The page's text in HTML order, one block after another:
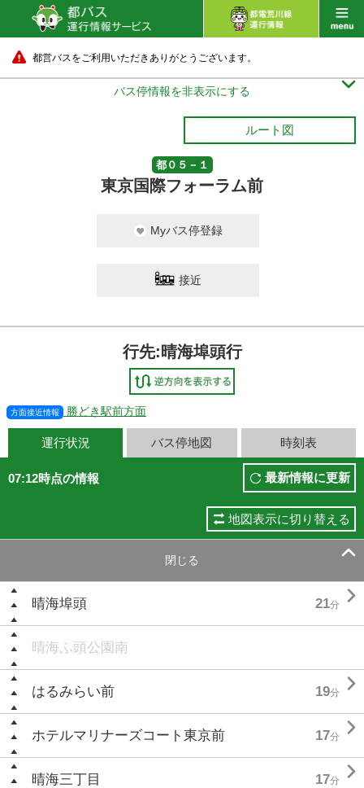
都営バスをご利用いただきありがとうございます。
バス停情報を非表示にする 
ルート図
都０５－１
東京国際フォーラム前
Myバス停登録
接近
行先:晴海埠頭行
方面接近情報 勝どき駅前方面
運行状況 バス停地図 時刻表
07:12時点の情報 最新情報に更新
地図表示に切り替える
閉じる 
晴海埠頭 21分 
晴海ふ頭公園南
はるみらい前 19分 
ホテルマリナーズコート東京前 17分 
晴海三丁目 17分 